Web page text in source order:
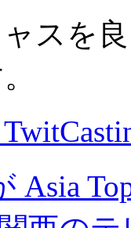
スを
Asia